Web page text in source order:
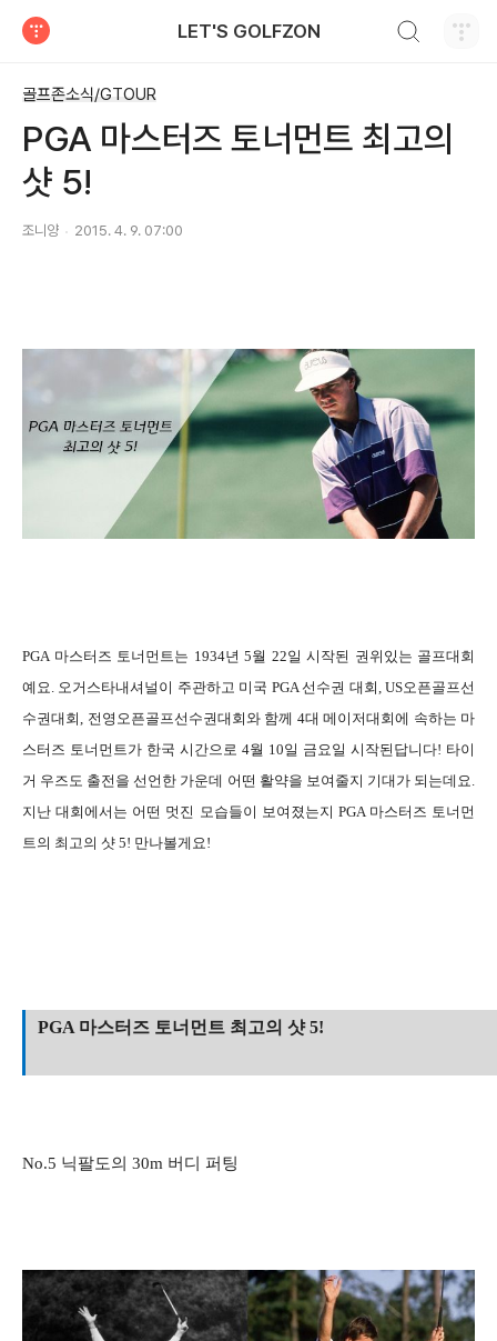
LET'S GOLFZON
골프존소식/GTOUR
PGA 마스터즈 토너먼트 최고의
샷 5!
조니양 2015. 4. 9. 07:00
PGA 마스터즈 토너먼트는 1934년 5월 22일 시작된 권위있는 골프대회
예요. 오거스타내셔널이 주관하고 미국 PGA 선수권 대회, US오픈골프선
수권대회, 전영오픈골프선수권대회와 함께 4대 메이저대회에 속하는 마
스터즈 토너먼트가 한국 시간으로 4월 10일 금요일 시작된답니다! 타이
거 우즈도 출전을 선언한 가운데 어떤 활약을 보여줄지 기대가 되는데요.
지난 대회에서는 어떤 멋진 모습들이 보여졌는지 PGA 마스터즈 토너먼
트의 최고의 샷 5! 만나볼게요!
PGA 마스터즈 토너먼트 최고의 샷 5!
No.5 닉팔도의 30m 버디 퍼팅